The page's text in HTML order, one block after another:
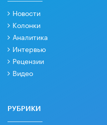
Новости
Колонки
Аналитика
Интервью
Рецензии
Видео
РУБРИКИ